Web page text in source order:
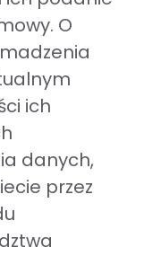
O
ich
danych,
przez